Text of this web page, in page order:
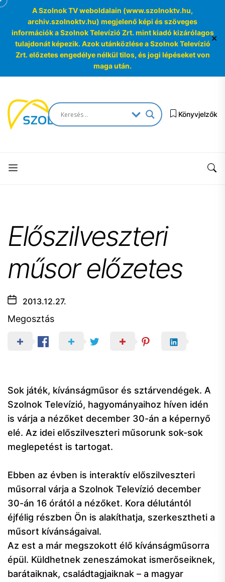
A Szolnok TV weboldalain (www.szolnoktv.hu,
archiv.szolnoktv.hu) megjelenő képi és szöveges
információk a Szolnok Televízió Zrt. mint kiadó kizárólagos
tulajdonát képezik. Azok utánközlése a Szolnok Televízió
Zrt. előzetes engedélye nélkül tilos, és jogi lépéseket von
maga után.
✕
the
content
SzolnokTV
Archívum
Archívum
Könyvjelzők
Előszilveszteri
műsor előzetes
2013.12.27.
Megosztás
Sok játék, kívánságműsor és sztárvendégek. A
Szolnok Televízió, hagyományaihoz híven idén
is várja a nézőket december 30-án a képernyő
elé. Az idei előszilveszteri műsorunk sok-sok
meglepetést is tartogat.
Ebben az évben is interaktív előszilveszteri
műsorral várja a Szolnok Televízió december
30-án 16 órától a nézőket. Kora délutántól
éjfélig részben Ön is alakíthatja, szerkesztheti a
műsort kívánságaival.
Az est a már megszokott élő kívánságműsorra
épül. Küldhetnek zeneszámokat ismerőseiknek,
barátaiknak, családtagjaiknak – a magyar